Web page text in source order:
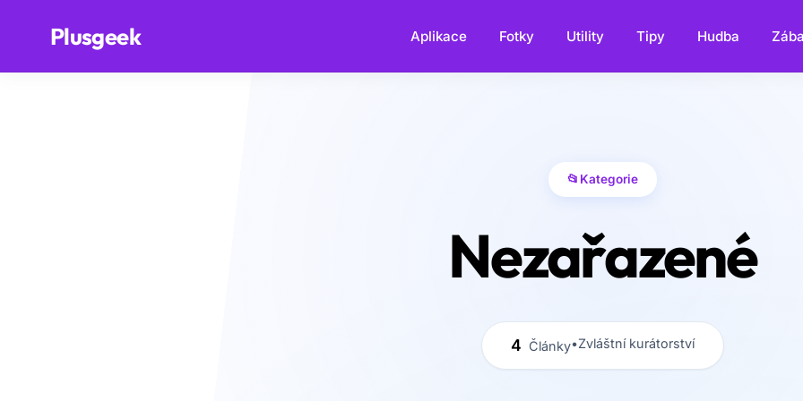
Plusgeek Aplikace Fotky Utility Tipy Hudba
📂 Kategorie
Nezařazené
4 Články•Zvláštní kurátorství